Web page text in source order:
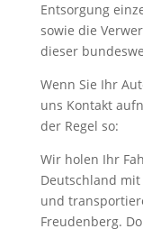
Entsorgung
sowie die
dieser
Wenn Sie Ihr
uns Kontakt
der Regel so:
Wir holen Ihr
Deutschland
und
Freudenberg.